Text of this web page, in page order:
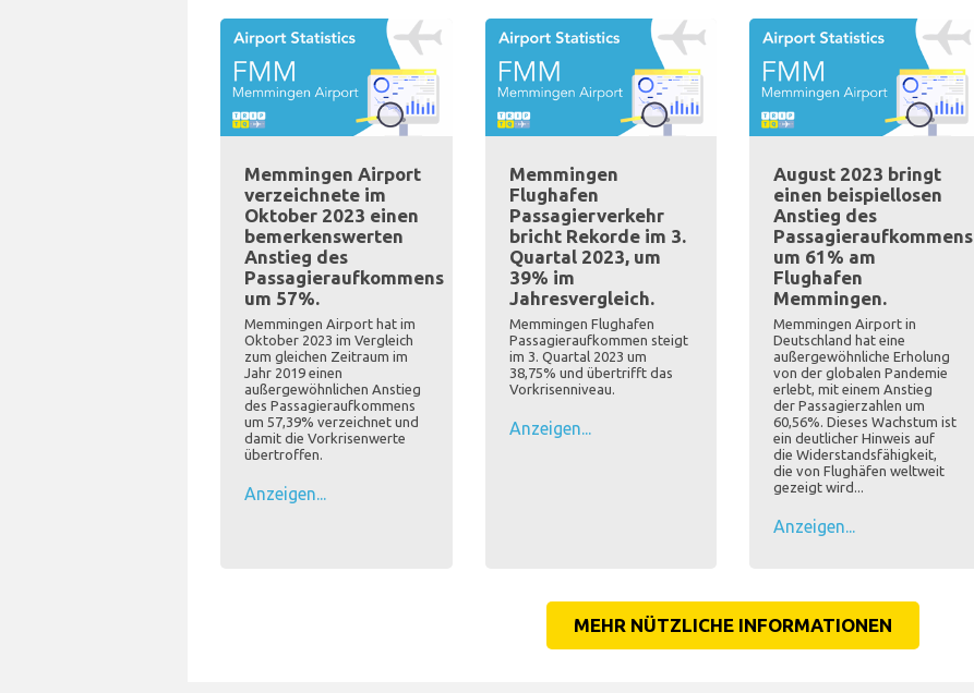
Memmingen Airport
verzeichnete im
Oktober 2023 einen
bemerkenswerten
Anstieg des
Passagieraufkommens
um 57%.
Memmingen Airport hat im
Oktober 2023 im Vergleich
zum gleichen Zeitraum im
Jahr 2019 einen
außergewöhnlichen Anstieg
des Passagieraufkommens
um 57,39% verzeichnet und
damit die Vorkrisenwerte
übertroffen.
Anzeigen...
Memmingen
Flughafen
Passagierverkehr
bricht Rekorde im 3.
Quartal 2023, um
39% im
Jahresvergleich.
Memmingen Flughafen
Passagieraufkommen steigt
im 3. Quartal 2023 um
38,75% und übertrifft das
Vorkrisenniveau.
Anzeigen...
August 2023 bringt
einen beispiellosen
Anstieg des
Passagieraufkommens
um 61% am
Flughafen
Memmingen.
Memmingen Airport in
Deutschland hat eine
außergewöhnliche Erholung
von der globalen Pandemie
erlebt, mit einem Anstieg
der Passagierzahlen um
60,56%. Dieses Wachstum ist
ein deutlicher Hinweis auf
die Widerstandsfähigkeit,
die von Flughäfen weltweit
gezeigt wird...
Anzeigen...
MEHR NÜTZLICHE INFORMATIONEN